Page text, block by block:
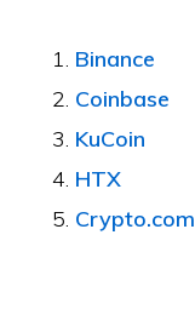
Binance
Coinbase
KuCoin
HTX
Crypto.com